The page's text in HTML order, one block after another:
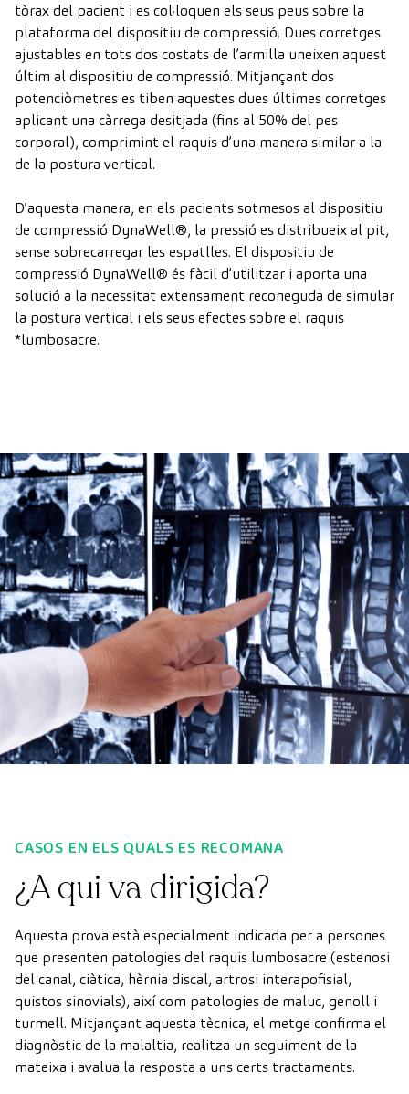
tòrax del pacient i es col·loquen els seus peus sobre la
plataforma del dispositiu de compressió. Dues corretges
ajustables en tots dos costats de l’armilla uneixen aquest
últim al dispositiu de compressió. Mitjançant dos
potenciòmetres es tiben aquestes dues últimes corretges
aplicant una càrrega desitjada (fins al 50% del pes
corporal), comprimint el raquis d’una manera similar a la
de la postura vertical.
D’aquesta manera, en els pacients sotmesos al dispositiu
de compressió DynaWell®, la pressió es distribueix al pit,
sense sobrecarregar les espatlles. El dispositiu de
compressió DynaWell® és fàcil d’utilitzar i aporta una
solució a la necessitat extensament reconeguda de simular
la postura vertical i els seus efectes sobre el raquis
*lumbosacre.
CASOS EN ELS QUALS ES RECOMANA
¿A qui va dirigida?
Aquesta prova està especialment indicada per a persones
que presenten patologies del raquis lumbosacre (estenosi
del canal, ciàtica, hèrnia discal, artrosi interapofisial,
quistos sinovials), així com patologies de maluc, genoll i
turmell. Mitjançant aquesta tècnica, el metge confirma el
diagnòstic de la malaltia, realitza un seguiment de la
mateixa i avalua la resposta a uns certs tractaments.